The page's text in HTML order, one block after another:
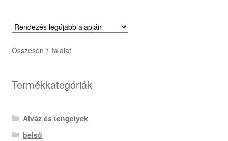
Összesen 1 találat
Termékkategóriák
Alváz és tengelyek
belső